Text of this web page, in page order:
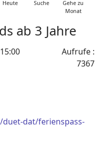
Heute Suche
Gehe zu
Monat
ab 3 Jahre
Aufrufe :
7367
dat/ferienspass-